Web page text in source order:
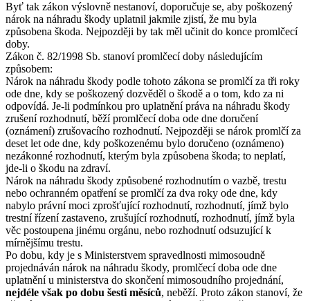
Byť tak zákon výslovně nestanoví, doporučuje se, aby poškozený
nárok na náhradu škody uplatnil jakmile zjistí, že mu byla
způsobena škoda. Nejpozději by tak měl učinit do konce promlčecí
doby.
Zákon č. 82/1998 Sb. stanoví promlčecí doby následujícím
způsobem:
Nárok na náhradu škody podle tohoto zákona se promlčí za tři roky
ode dne, kdy se poškozený dozvěděl o škodě a o tom, kdo za ni
odpovídá. Je-li podmínkou pro uplatnění práva na náhradu škody
zrušení rozhodnutí, běží promlčecí doba ode dne doručení
(oznámení) zrušovacího rozhodnutí. Nejpozději se nárok promlčí za
deset let ode dne, kdy poškozenému bylo doručeno (oznámeno)
nezákonné rozhodnutí, kterým byla způsobena škoda; to neplatí,
jde-li o škodu na zdraví.
Nárok na náhradu škody způsobené rozhodnutím o vazbě, trestu
nebo ochranném opatření se promlčí za dva roky ode dne, kdy
nabylo právní moci zprošťující rozhodnutí, rozhodnutí, jímž bylo
trestní řízení zastaveno, zrušující rozhodnutí, rozhodnutí, jímž byla
věc postoupena jinému orgánu, nebo rozhodnutí odsuzující k
mírnějšímu trestu.
Po dobu, kdy je s Ministerstvem spravedlnosti mimosoudně
projednáván nárok na náhradu škody, promlčecí doba ode dne
uplatnění u ministerstva do skončení mimosoudního projednání,
nejdéle však po dobu šesti měsíců, neběží. Proto zákon stanoví, že